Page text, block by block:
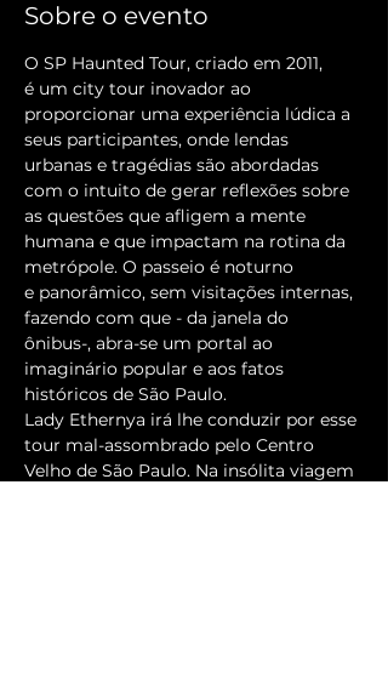
Sobre o evento
O SP Haunted Tour, criado em 2011,
é um city tour inovador ao
proporcionar uma experiência lúdica a
seus participantes, onde lendas
urbanas e tragédias são abordadas
com o intuito de gerar reflexões sobre
as questões que afligem a mente
humana e que impactam na rotina da
metrópole. O passeio é noturno
e panorâmico, sem visitações internas,
fazendo com que - da janela do
ônibus-, abra-se um portal ao
imaginário popular e aos fatos
históricos de São Paulo.
Lady Ethernya irá lhe conduzir por esse
tour mal-assombrado pelo Centro
Velho de São Paulo. Na insólita viagem